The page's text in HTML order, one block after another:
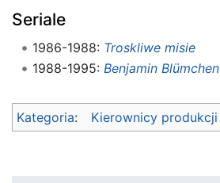
Seriale
1986-1988: Troskliwe misie
1988-1995: Benjamin Blümchen
Kategoria: Kierownicy produkcji